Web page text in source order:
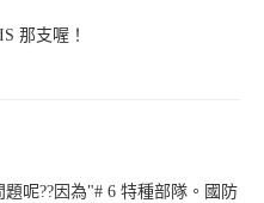
那支喔！
呢??因為"# 6 特種部隊。國防